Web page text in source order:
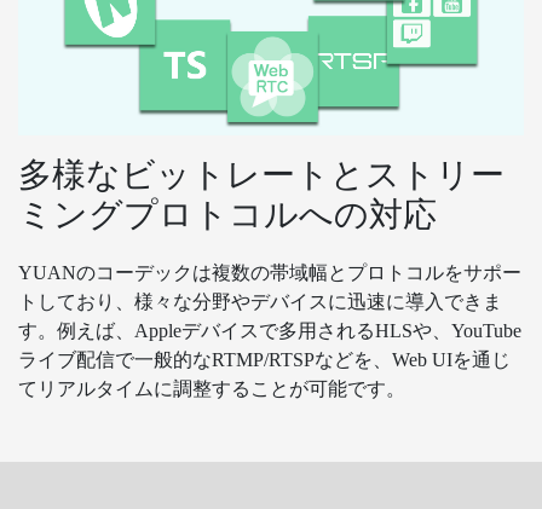
多様なビットレートとストリー
ミングプロトコルへの対応
YUANのコーデックは複数の帯域幅とプロトコルをサポー
トしており、様々な分野やデバイスに迅速に導入できま
す。例えば、Appleデバイスで多用されるHLSや、YouTube
ライブ配信で一般的なRTMP/RTSPなどを、Web UIを通じ
てリアルタイムに調整することが可能です。